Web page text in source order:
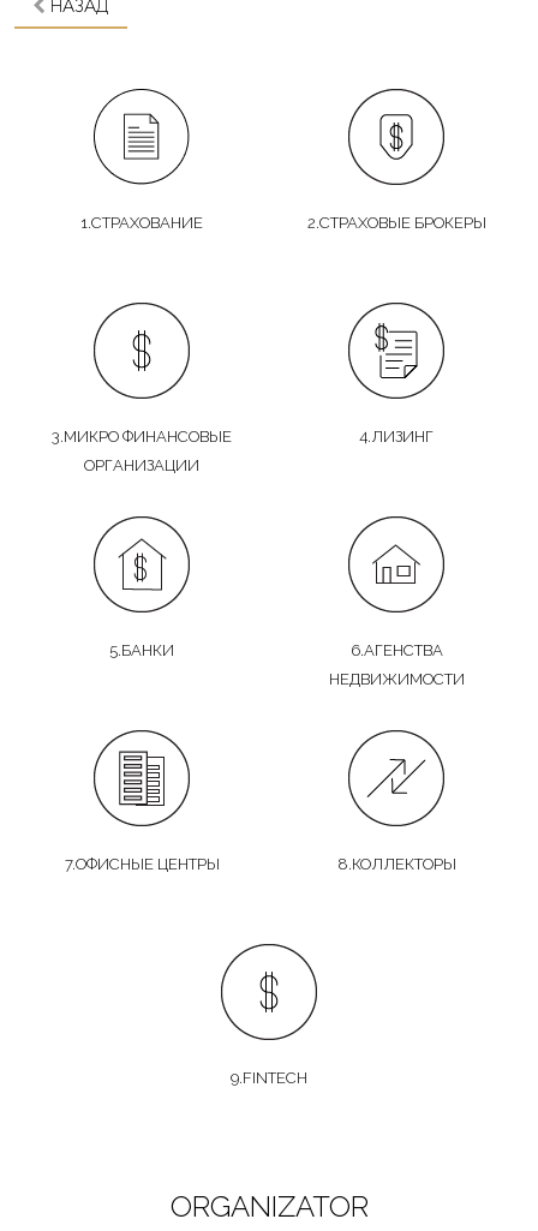
НАЗАД
1.СТРАХОВАНИЕ 2.СТРАХОВЫЕ БРОКЕРЫ
3.МИКРО ФИНАНСОВЫЕ
ОРГАНИЗАЦИИ
4.ЛИЗИНГ
5.БАНКИ
6.АГЕНСТВА
НЕДВИЖИМОСТИ
7.ОФИСНЫЕ ЦЕНТРЫ 8.КОЛЛЕКТОРЫ
9.FINTECH
ORGANIZATOR